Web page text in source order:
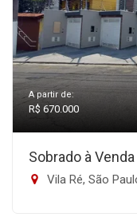
A partir de:
R$ 670.000
Sobrado à
Vila Ré, São